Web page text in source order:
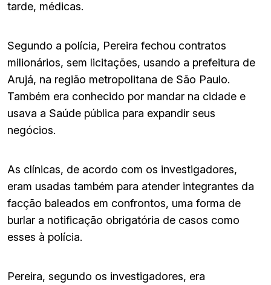
tarde, médicas.
Segundo a polícia, Pereira fechou contratos
milionários, sem licitações, usando a prefeitura de
Arujá, na região metropolitana de São Paulo.
Também era conhecido por mandar na cidade e
usava a Saúde pública para expandir seus
negócios.
As clínicas, de acordo com os investigadores,
eram usadas também para atender integrantes da
facção baleados em confrontos, uma forma de
burlar a notificação obrigatória de casos como
esses à polícia.
Pereira, segundo os investigadores, era